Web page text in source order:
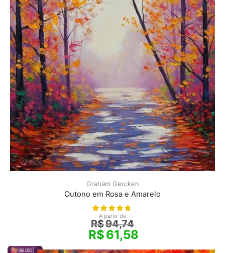
Graham Gercken
Outono em Rosa e Amarelo
A partir de
R$94,74
R$61,58